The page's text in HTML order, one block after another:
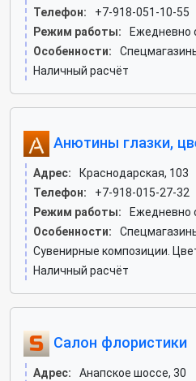
Телефон:
+7-918-051-10-55
Режим работы:
Ежедневно
Особенности:
Наличный расчёт
Анютины глазки,
Адрес:
Краснодарская, 103
Телефон:
+7-918-015-27-32
Режим работы:
Ежедневно
Особенности:
Сувенирные композиции.
Наличный расчёт
Салон флористики
Адрес:
Анапское шоссе, 30